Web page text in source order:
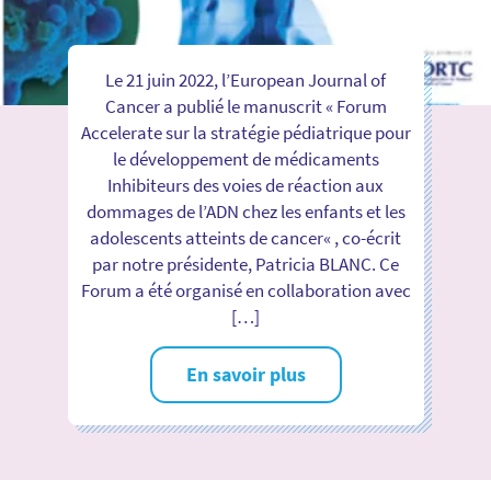
Le 21 juin 2022, l’European Journal of
Cancer a publié le manuscrit « Forum
Accelerate sur la stratégie pédiatrique pour
le développement de médicaments
Inhibiteurs des voies de réaction aux
dommages de l’ADN chez les enfants et les
adolescents atteints de cancer« , co-écrit
par notre présidente, Patricia BLANC. Ce
Forum a été organisé en collaboration avec
[…]
En savoir plus